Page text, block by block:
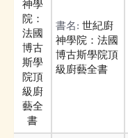
書名: 世紀廚
神學院：法國
博古斯學院頂
級廚藝全書